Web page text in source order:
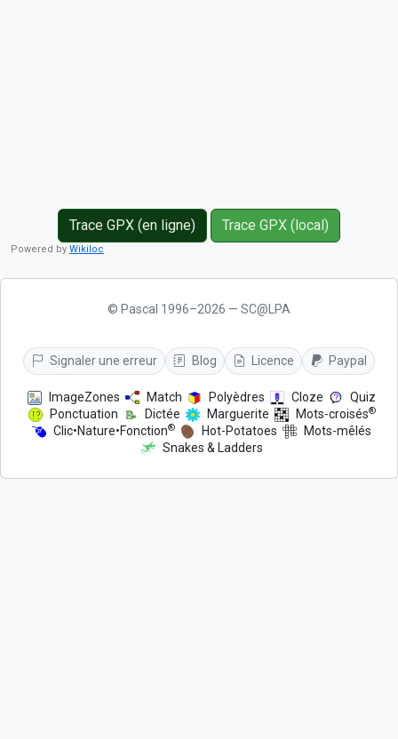
Trace GPX (en ligne) Trace GPX (local)
Powered by Wikiloc
© Pascal 1996–2026 — SC@LPA
Signaler une erreur Blog Licence Paypal
ImageZones Match Polyèdres Cloze
Quiz
Ponctuation
Dictée Marguerite Mots-croisés®
Clic•Nature•Fonction® Hot-Potatoes
Mots-mêlés
Snakes & Ladders